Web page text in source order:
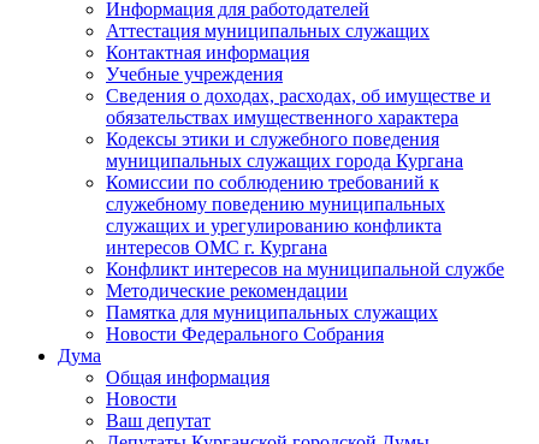
Информация для работодателей
Аттестация муниципальных служащих
Контактная информация
Учебные учреждения
Сведения о доходах, расходах, об имуществе и
обязательствах имущественного характера
Кодексы этики и служебного поведения
муниципальных служащих города Кургана
Комиссии по соблюдению требований к
служебному поведению муниципальных
служащих и урегулированию конфликта
интересов ОМС г. Кургана
Конфликт интересов на муниципальной службе
Методические рекомендации
Памятка для муниципальных служащих
Новости Федерального Cобрания
Дума
Общая информация
Новости
Ваш депутат